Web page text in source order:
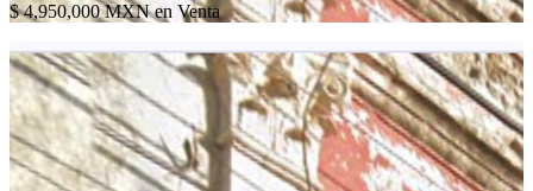
$ 4,950,000 MXN en Venta